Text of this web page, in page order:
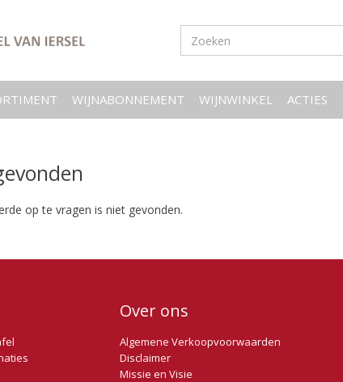
WIJNABONNEMENT WIJNWINKEL ACTIES
op te vragen is niet gevonden.
Over ons
Algemene Verkoopvoorwaarden
Disclaimer
Missie en Visie